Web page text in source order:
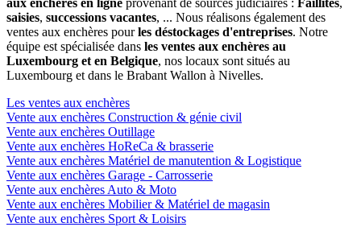
saisies, successions vacantes, ... Nous réalisons également des
ventes aux enchères pourles déstockages d'entreprises. Notre
équipe est spécialisée dans les ventes aux enchères au
Luxembourg et en Belgique, nos locaux sont situés au
Luxembourg et dans le Brabant Wallon à Nivelles.
Les ventes aux enchères
Vente aux enchères Construction & génie civil
Vente aux enchères Outillage
Vente aux enchères HoReCa & brasserie
Vente aux enchères Matériel de manutention & Logistique
Vente aux enchères Garage - Carrosserie
Vente aux enchères Auto & Moto
Vente aux enchères Mobilier & Matériel de magasin
Vente aux enchères Sport & Loisirs